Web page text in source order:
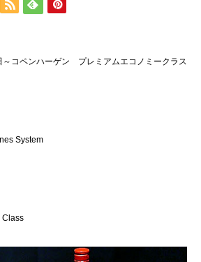
コペンハーゲン プレミアムエコノミークラス
System
Class